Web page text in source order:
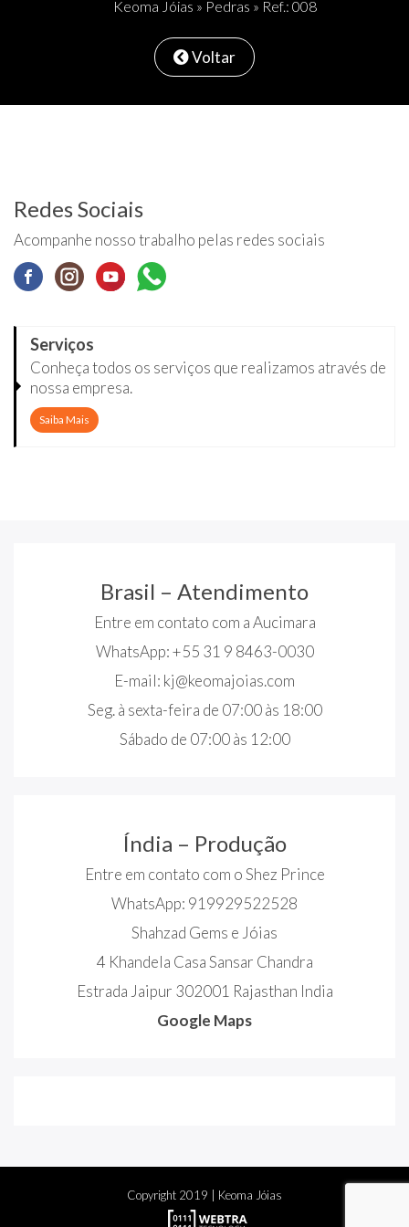
Keoma Jóias » Pedras » Ref.: 008
Voltar
Redes Sociais
Acompanhe nosso trabalho pelas redes sociais
Serviços
Conheça todos os serviços que realizamos através de
nossa empresa.
Saiba Mais
Brasil – Atendimento
Entre em contato com a Aucimara
WhatsApp: +55 31 9 8463-0030
E-mail: kj@keomajoias.com
Seg. à sexta-feira de 07:00 às 18:00
Sábado de 07:00 às 12:00
Índia – Produção
Entre em contato com o Shez Prince
WhatsApp: 919929522528
Shahzad Gems e Jóias
4 Khandela Casa Sansar Chandra
Estrada Jaipur 302001 Rajasthan India
Google Maps
Copyright 2019 | Keoma Jóias